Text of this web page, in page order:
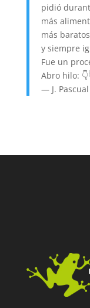
pidió
más
más baratos
y siempre
Fue un
Abro hilo:
— J. Pascual